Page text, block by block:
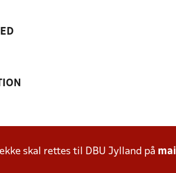
skal rettes til DBU Jylland på mail